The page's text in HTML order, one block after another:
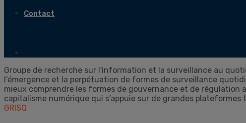
Contact
Groupe de recherche sur l'information et la surveillance au
l’émergence et la perpétuation de formes de surveillance
mieux comprendre les formes de gouvernance et de régulation
capitalisme numérique qui s’appuie sur de grandes plateformes
GRISQ